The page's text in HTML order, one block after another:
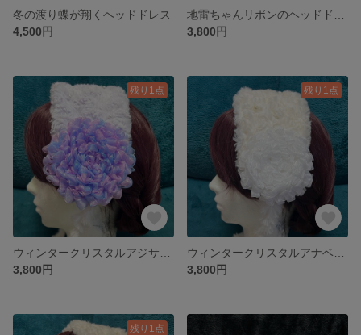
冬の渡り蝶が翔くヘッドドレス
4,500円
3,800円
残り1点
3,800円
残り1点
3,800円
残り1点